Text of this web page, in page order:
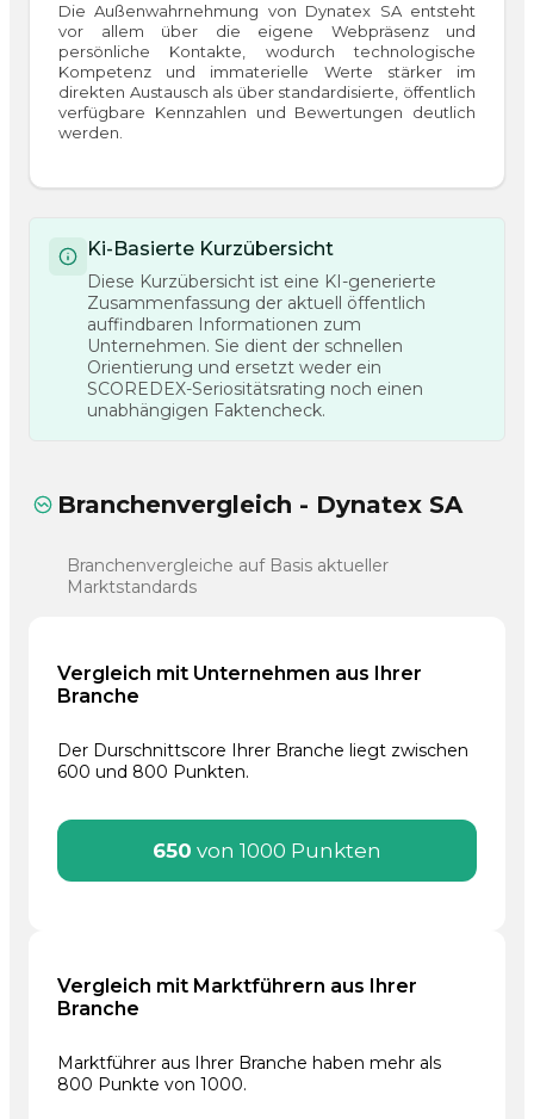
Die Außenwahrnehmung von Dynatex SA entsteht
vor allem über die eigene Webpräsenz und
persönliche Kontakte, wodurch technologische
Kompetenz und immaterielle Werte stärker im
direkten Austausch als über standardisierte, öffentlich
verfügbare Kennzahlen und Bewertungen deutlich
werden.
Ki-Basierte Kurzübersicht
Diese Kurzübersicht ist eine KI-generierte
Zusammenfassung der aktuell öffentlich
auffindbaren Informationen zum
Unternehmen. Sie dient der schnellen
Orientierung und ersetzt weder ein
SCOREDEX-Seriositätsrating noch einen
unabhängigen Faktencheck.
Branchenvergleich - Dynatex SA
Branchenvergleiche auf Basis aktueller
Marktstandards
Vergleich mit Unternehmen aus Ihrer
Branche
Der Durschnittscore Ihrer Branche liegt zwischen
600 und 800 Punkten.
650 von 1000 Punkten
Vergleich mit Marktführern aus Ihrer
Branche
Marktführer aus Ihrer Branche haben mehr als
800 Punkte von 1000.